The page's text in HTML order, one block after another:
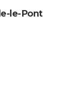
le-Pont